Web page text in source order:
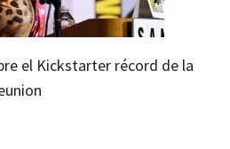
el Kickstarter récord de la